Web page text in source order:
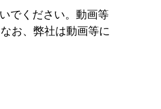
でください。動画等
お、弊社は動画等に